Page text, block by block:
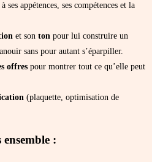
ses appétences, ses compétences et la
et son ton pour lui construire un
sans pour autant s’éparpiller.
offres pour montrer tout ce qu’elle peut
(plaquette, optimisation de
: